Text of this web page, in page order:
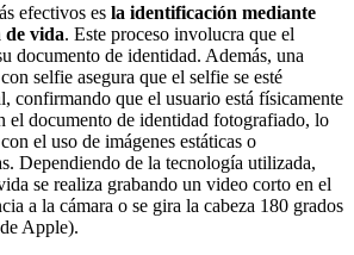
efectivos es la identificación mediante
de vida. Este proceso involucra que el
documento de identidad. Además, una
selfie asegura que el selfie se esté
confirmando que el usuario está físicamente
el documento de identidad fotografiado, lo
el uso de imágenes estáticas o
Dependiendo de la tecnología utilizada,
se realiza grabando un video corto en el
a la cámara o se gira la cabeza 180 grados
de Apple).